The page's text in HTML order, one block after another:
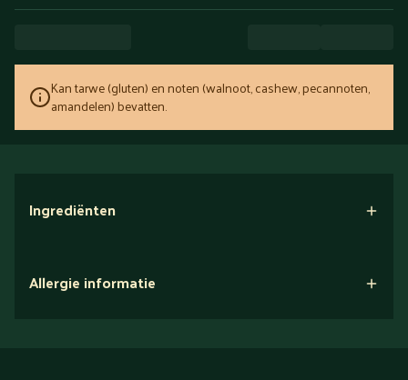
Kan tarwe (gluten) en noten (walnoot, cashew, pecannoten,
amandelen) bevatten.
Ingrediënten
Allergie informatie